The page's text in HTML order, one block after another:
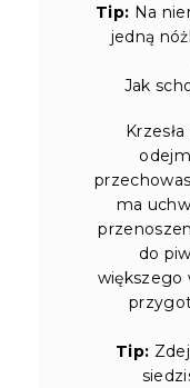
Tip: Na
jedną
Jak
ma
do
większego
Tip: